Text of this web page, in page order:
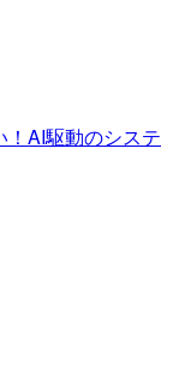
！AI駆動のシステ